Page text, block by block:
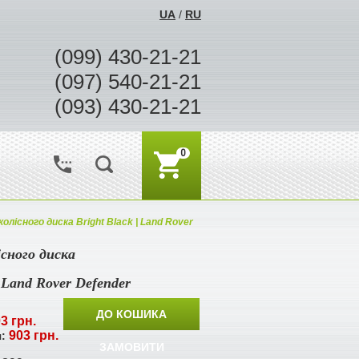
UA / RU
(099) 430-21-21
(097) 540-21-21
(093) 430-21-21
0
диска Bright Black | Land Rover
диска
Rover Defender
грн.
903 грн.
ДО КОШИКА
ЗАМОВИТИ